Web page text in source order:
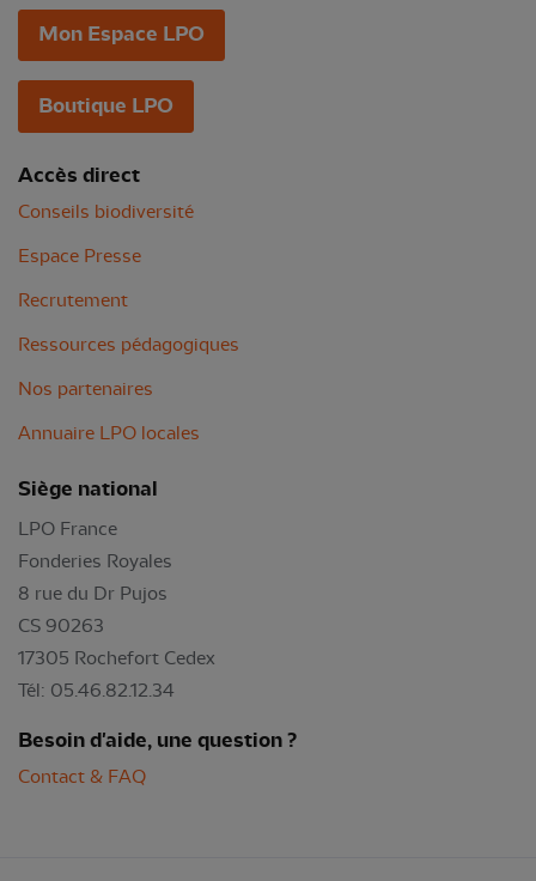
Mon Espace LPO
Boutique LPO
Accès direct
Conseils biodiversité
Espace Presse
Recrutement
Ressources pédagogiques
Nos partenaires
Annuaire LPO locales
Siège national
LPO France
Fonderies Royales
8 rue du Dr Pujos
CS 90263
17305 Rochefort Cedex
Tél: 05.46.82.12.34
Besoin d'aide, une question ?
Contact & FAQ